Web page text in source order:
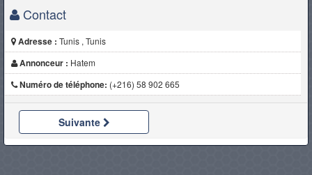
Contact
Adresse : Tunis , Tunis
Annonceur : Hatem
Numéro de téléphone: (+216) 58 902 665
Suivante